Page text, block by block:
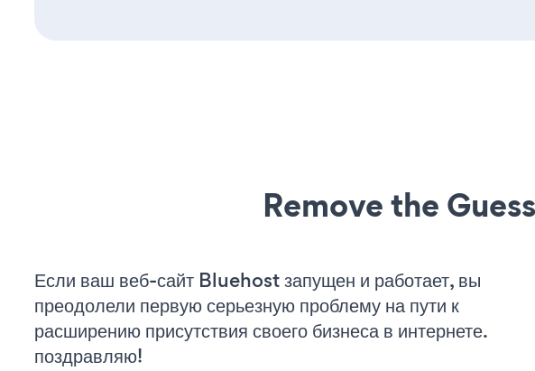
Remove the
Если ваш веб-сайт Bluehost запущен и работает, вы
преодолели первую серьезную проблему на пути к
расширению присутствия своего бизнеса в интернете.
поздравляю!